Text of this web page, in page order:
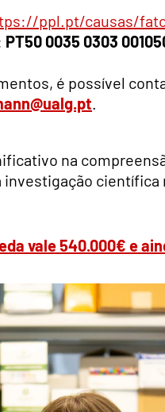
ppl.pt/causas/
PT50 0035 0303
é possível
.
na
científica
vale 540.000€ e